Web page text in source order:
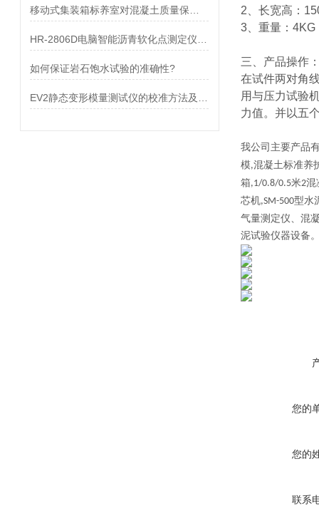
如何保证岩石饱水试验的准确性?
2、长宽高：
3、重量：4KG
三、产品操作
在试件两对角
用与压力试验
力值。并以五
我公司主要产品
模,混凝土标准养
箱,1/0.8/0.5米2混
芯机,SM-500型水
气量测定仪、混
泥试验仪器设备
您的
您的
联系